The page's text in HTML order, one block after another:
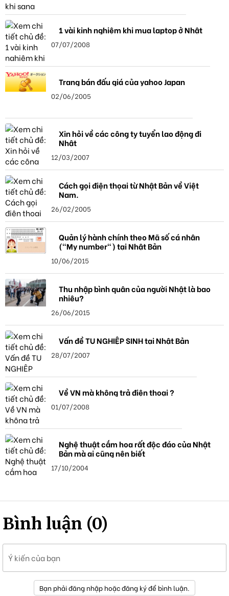
1 vài kinh nghiệm khi mua laptop ở Nhật
07/07/2008
Trang bán đấu giá của yahoo Japan
02/06/2005
Xin hỏi về các công ty tuyển lao động đi
Nhật
12/03/2007
Cách gọi điện thọai từ Nhật Bản về Việt
Nam.
26/02/2005
Quản lý hành chính theo Mã số cá nhân
("My number") tại Nhật Bản
10/06/2015
Thu nhập bình quân của người Nhật là bao
nhiêu?
26/06/2015
Vấn đề TU NGHIỆP SINH tại Nhật Bản
28/07/2007
Về VN mà không trả điện thoại ?
01/07/2008
Nghệ thuật cắm hoa rất độc đáo của Nhật
Bản mà ai cũng nên biết
17/10/2004
Bình luận (0)
Ý kiến của bạn
Bạn phải đăng nhập hoặc đăng ký để bình luận.